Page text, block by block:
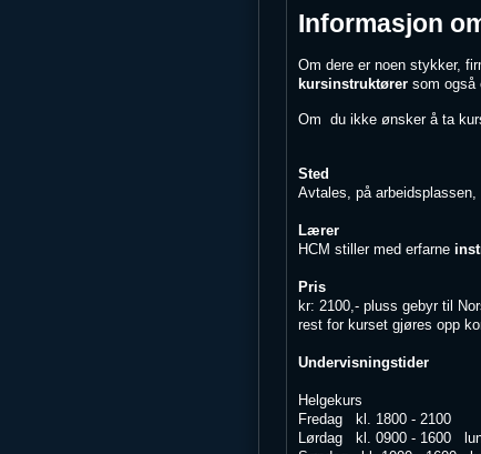
Informasjon
Om dere er noen stykker,
kursinstruktørersom også
Om du ikke ønsker å ta
Sted
Avtales, på
Lærer
HCM stiller med erfarne
Pris
kr: 2100,- pluss gebyr til
rest for kurset gjøres opp
Undervisningstider
Helgekurs
Fredag kl. 1800 - 2100
Lørdag kl. 0900 - 1600